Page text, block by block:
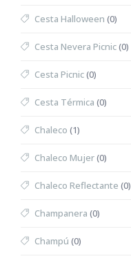
Cesta Halloween (0)
Cesta Nevera Picnic(0)
Cesta Picnic(0)
Cesta Térmica (0)
Chaleco (1)
Chaleco Mujer(0)
Chaleco Reflectante (0)
Champanera (0)
Champú (0)